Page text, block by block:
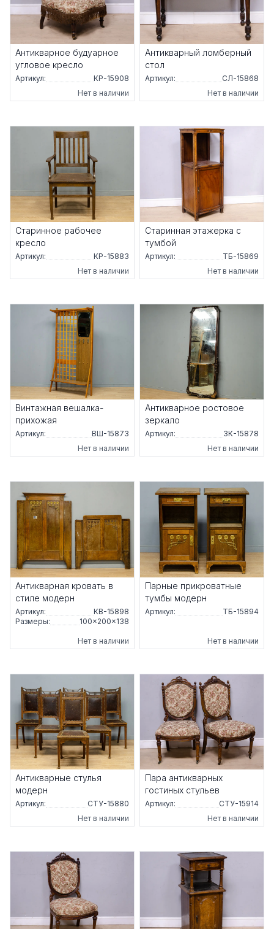
Антикварное будуарное
угловое кресло
Артикул:
КР-15908
Нет в наличии
Антикварный ломберный
стол
Артикул:
СЛ-15868
Нет в наличии
Старинное рабочее
кресло
Артикул:
КР-15883
Нет в наличии
Старинная этажерка с
тумбой
Артикул:
ТБ-15869
Нет в наличии
Винтажная вешалка-
прихожая
Артикул:
ВШ-15873
Нет в наличии
Антикварное ростовое
зеркало
Артикул:
ЗК-15878
Нет в наличии
Антикварная кровать в
стиле модерн
Артикул:
КВ-15898
Размеры:
100×200×138
Нет в наличии
Парные прикроватные
тумбы модерн
Артикул: ТБ-15894
Нет в наличии
Антикварные стулья
модерн
Артикул:
СТУ-15880
Нет в наличии
Пара антикварных
гостиных стульев
Артикул:
СТУ-15914
Нет в наличии